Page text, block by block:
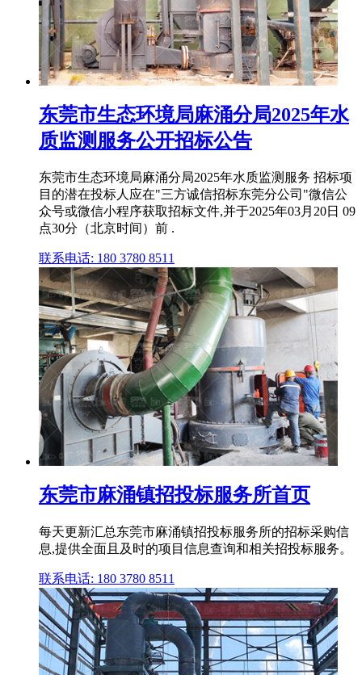
东莞市生态环境局麻涌分局2025年水
质监测服务公开招标公告
东莞市生态环境局麻涌分局2025年水质监测服务 招标项
目的潜在投标人应在"三方诚信招标东莞分公司"微信公
众号或微信小程序获取招标文件,并于2025年03月20日 09
点30分（北京时间）前 .
联系电话: 180 3780 8511
东莞市麻涌镇招投标服务所首页
每天更新汇总东莞市麻涌镇招投标服务所的招标采购信
息,提供全面且及时的项目信息查询和相关招投标服务。
联系电话: 180 3780 8511